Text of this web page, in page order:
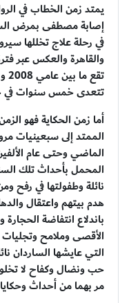
يمتد زمن الخطاب في
إصابة مصطفى بمرض
في رحلة علاج تخللها
والقاهرة والعكس عبر
تتعدى خمس سنوات في
أما زمن الحكاية فهو
الممتد إلى سبعينيات
الماضي وحتى عام
المحمل بأحداث تلك
نائلة وطفولتها في رفح
هدم بيتهم واعتقال
باندلاع انتفاضة
الأقصى وملامح وتجليات
التي عايشها الساردان
حب ونضال وكفاح لا
مر بهما من أحداث